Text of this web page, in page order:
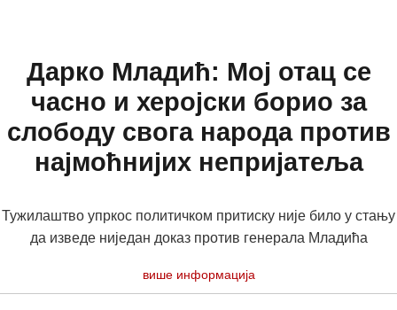
Дарко Младић: Мој отац се
часно и херојски борио за
слободу свога народа против
најмоћнијих непријатеља
Тужилаштво упркос политичком притиску није било у стању
да изведе ниједан доказ против генерала Младића
више информација